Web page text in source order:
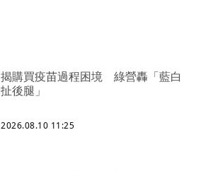
揭購買疫苗過程困境 綠營轟「藍白
扯後腿」
2026.08.10 11:25